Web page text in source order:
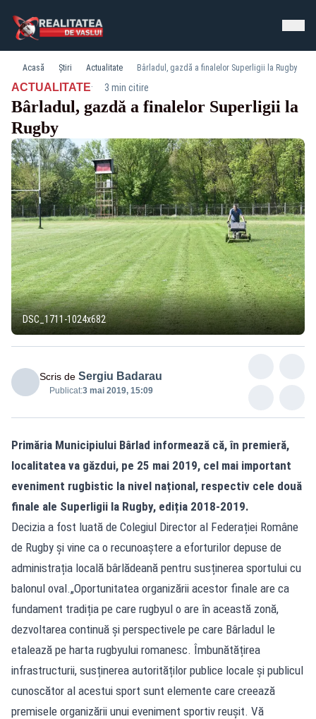
Acasă Știri Actualitate Bârladul, gazdă a finalelor Superligii la Rugby
ACTUALITATE· 3 min citire
Bârladul, gazdă a finalelor Superligii la
Rugby
DSC_1711-1024x682
Scris de Sergiu Badarau
Publicat:3 mai 2019, 15:09
Primăria Municipiului Bârlad informează că, în premieră,
localitatea va găzdui, pe 25 mai 2019, cel mai important
eveniment rugbistic la nivel național, respectiv cele două
finale ale Superligii la Rugby, ediția 2018-2019.
Decizia a fost luată de Colegiul Director al Federației Române
de Rugby și vine ca o recunoaștere a eforturilor depuse de
administrația locală bârlădeană pentru susținerea sportului cu
balonul oval.„Oportunitatea organizării acestor finale are ca
fundament tradiția pe care rugbyul o are în această zonă,
dezvoltarea continuă și perspectivele pe care Bârladul le
etalează pe harta rugbyului romanesc. Îmbunătățirea
infrastructurii, susținerea autorităților publice locale și publicul
cunoscător al acestui sport sunt elemente care creează
premisele organizării unui eveniment sportiv reușit. Vă